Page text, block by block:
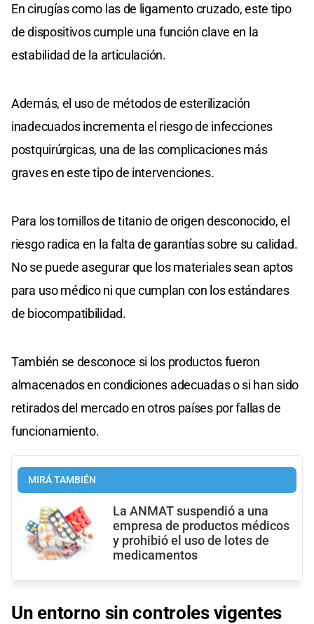
En cirugías como las de ligamento cruzado, este tipo
de dispositivos cumple una función clave en la
estabilidad de la articulación.
Además, el uso de métodos de esterilización
inadecuados incrementa el riesgo de infecciones
postquirúrgicas, una de las complicaciones más
graves en este tipo de intervenciones.
Para los tornillos de titanio de origen desconocido, el
riesgo radica en la falta de garantías sobre su calidad.
No se puede asegurar que los materiales sean aptos
para uso médico ni que cumplan con los estándares
de biocompatibilidad.
También se desconoce si los productos fueron
almacenados en condiciones adecuadas o si han sido
retirados del mercado en otros países por fallas de
funcionamiento.
MIRÁ TAMBIÉN
La ANMAT suspendió a una
empresa de productos médicos
y prohibió el uso de lotes de
medicamentos
Un entorno sin controles vigentes